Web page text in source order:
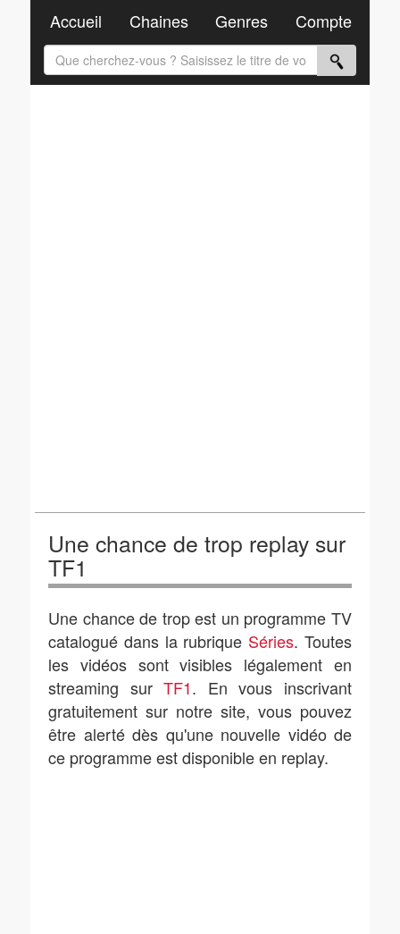
Une chance de trop replay sur
TF1
Une chance de trop est un programme TV
catalogué dans la rubrique Séries. Toutes
les vidéos sont visibles légalement en
streaming surTF1. En vous inscrivant
gratuitement sur notre site, vous pouvez
être alerté dès qu'une nouvelle vidéo de
ce programme est disponible en replay.
Accueil Chaines Genres Compte